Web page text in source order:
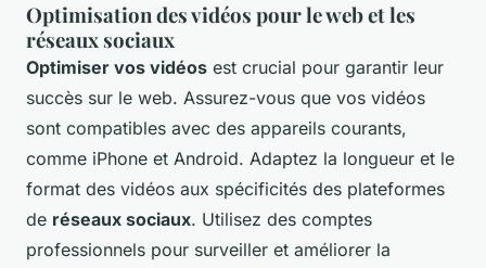
Optimisation des vidéos pour le web et les
réseaux sociaux
Optimiser vos vidéos est crucial pour garantir leur
succès sur le web. Assurez-vous que vos vidéos
sont compatibles avec des appareils courants,
comme iPhone et Android. Adaptez la longueur et le
format des vidéos aux spécificités des plateformes
de réseaux sociaux. Utilisez des comptes
professionnels pour surveiller et améliorer la